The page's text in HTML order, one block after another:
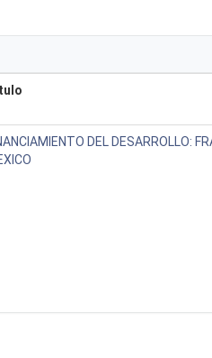
DEL DESARROLLO: